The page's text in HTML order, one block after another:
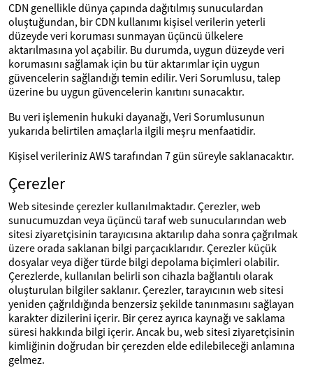
CDN genellikle dünya çapında dağıtılmış sunuculardan
oluştuğundan, bir CDN kullanımı kişisel verilerin yeterli
düzeyde veri koruması sunmayan üçüncü ülkelere
aktarılmasına yol açabilir. Bu durumda, uygun düzeyde veri
korumasını sağlamak için bu tür aktarımlar için uygun
güvencelerin sağlandığı temin edilir. Veri Sorumlusu, talep
üzerine bu uygun güvencelerin kanıtını sunacaktır.
Bu veri işlemenin hukuki dayanağı, Veri Sorumlusunun
yukarıda belirtilen amaçlarla ilgili meşru menfaatidir.
Kişisel verileriniz AWS tarafından 7 gün süreyle saklanacaktır.
Çerezler
Web sitesinde çerezler kullanılmaktadır. Çerezler, web
sunucumuzdan veya üçüncü taraf web sunucularından web
sitesi ziyaretçisinin tarayıcısına aktarılıp daha sonra çağrılmak
üzere orada saklanan bilgi parçacıklarıdır. Çerezler küçük
dosyalar veya diğer türde bilgi depolama biçimleri olabilir.
Çerezlerde, kullanılan belirli son cihazla bağlantılı olarak
oluşturulan bilgiler saklanır. Çerezler, tarayıcının web sitesi
yeniden çağrıldığında benzersiz şekilde tanınmasını sağlayan
karakter dizilerini içerir. Bir çerez ayrıca kaynağı ve saklama
süresi hakkında bilgi içerir. Ancak bu, web sitesi ziyaretçisinin
kimliğinin doğrudan bir çerezden elde edilebileceği anlamına
gelmez.